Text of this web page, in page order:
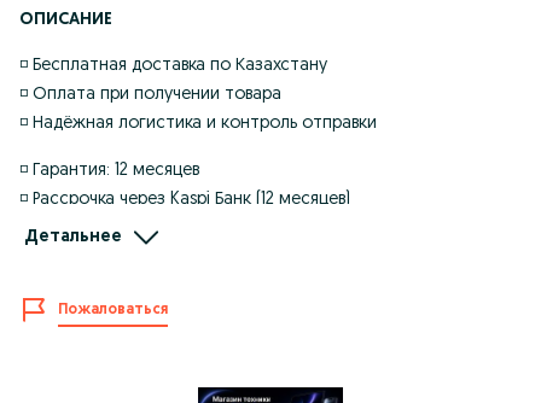
ОПИСАНИЕ
◽️ Бесплатная доставка по Казахстану
◽️ Оплата при получении товара
◽️ Надёжная логистика и контроль отправки
◽️ Гарантия: 12 месяцев
◽️ Рассрочка через Kaspi Банк (12 месяцев)
◽️ В рассрочку в месяц: 40 594 ₸
◽️ Оперативная память: 16GB DDR4-4800MT/s
◽️ Экран: 15.6" Full HD 144Hz
Детальнее
Пожаловаться